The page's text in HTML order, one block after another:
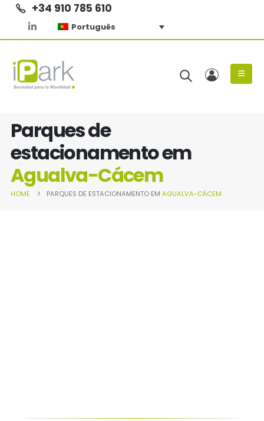
+34 910 785 610
Português
Parques de
estacionamento em
Agualva-Cácem
HOME PARQUES DE ESTACIONAMENTO EM AGUALVA-CÁCEM